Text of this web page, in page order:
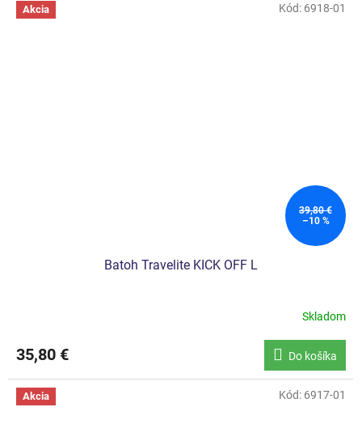
Akcia
39,80 €
–10 %
Batoh Travelite KICK OFF L
Skladom
35,80 € Do košíka
Kód: 6918-01
Akcia Kód: 6917-01